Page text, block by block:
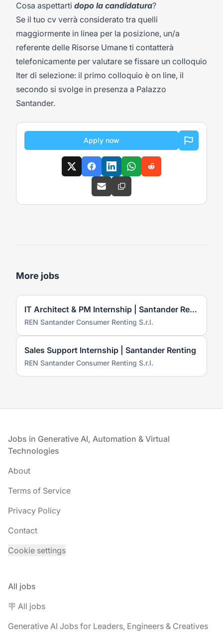
Cosa aspettarti dopo la candidatura?
Se il tuo cv verrà considerato tra quelli
maggiormente in linea per la posizione, un/a
referente delle Risorse Umane ti contatterà
telefonicamente per valutare se fissare un colloquio
Iter di selezione: il primo colloquio è on line, il
secondo si svolge in presenza a Palazzo
Santander.
Apply now
More jobs
IT Architect & PM Internship | Santander Renting
REN Santander Consumer Renting S.r.l.
Sales Support Internship | Santander Renting
REN Santander Consumer Renting S.r.l.
Footer
Jobs in Generative AI, Automation & Virtual
Technologies
About
Terms of Service
Privacy Policy
Contact
Cookie settings
All jobs
🪧 All jobs
Generative AI Jobs for Leaders, Engineers & Creatives